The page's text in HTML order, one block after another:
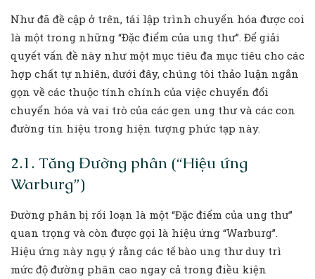
Như đã đề cập ở trên, tái lập trình chuyển hóa được coi
là một trong những “Đặc điểm của ung thư”. Để giải
quyết vấn đề này như một mục tiêu đa mục tiêu cho các
hợp chất tự nhiên, dưới đây, chúng tôi thảo luận ngắn
gọn về các thuộc tính chính của việc chuyển đổi
chuyển hóa và vai trò của các gen ung thư và các con
đường tín hiệu trong hiện tượng phức tạp này.
2.1. Tăng Đường phân (“Hiệu ứng
Warburg”)
Đường phân bị rối loạn là một “Đặc điểm của ung thư”
quan trọng và còn được gọi là hiệu ứng “Warburg”.
Hiệu ứng này ngụ ý rằng các tế bào ung thư duy trì
mức độ đường phân cao ngay cả trong điều kiện